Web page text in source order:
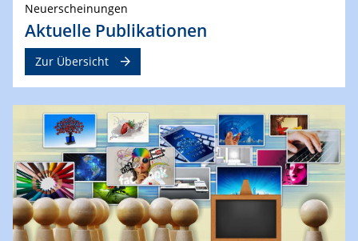
Neuerscheinungen
Aktuelle Publikationen
Zur Übersicht